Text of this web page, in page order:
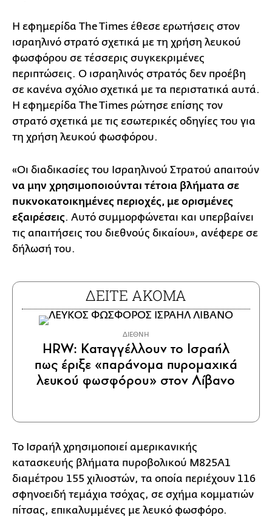
Η εφημερίδα The Times έθεσε ερωτήσεις στον
ισραηλινό στρατό σχετικά με τη χρήση λευκού
φωσφόρου σε τέσσερις συγκεκριμένες
περιπτώσεις. Ο ισραηλινός στρατός δεν προέβη
σε κανένα σχόλιο σχετικά με τα περιστατικά αυτά.
Η εφημερίδα The Times ρώτησε επίσης τον
στρατό σχετικά με τις εσωτερικές οδηγίες του για
τη χρήση λευκού φωσφόρου.
«Οι διαδικασίες του Ισραηλινού Στρατού απαιτούν
να μην χρησιμοποιούνται τέτοια βλήματα σε
πυκνοκατοικημένες περιοχές, με ορισμένες
εξαιρέσεις. Αυτό συμμορφώνεται και υπερβαίνει
τις απαιτήσεις του διεθνούς δικαίου», ανέφερε σε
δήλωσή του.
ΔΕΙΤΕ ΑΚΟΜΑ
ΔΙΕΘΝΗ
HRW: Καταγγέλλουν το Ισραήλ
πως έριξε «παράνομα πυρομαχικά
λευκού φωσφόρου» στον Λίβανο
Το Ισραήλ χρησιμοποιεί αμερικανικής
κατασκευής βλήματα πυροβολικού M825A1
διαμέτρου 155 χιλιοστών, τα οποία περιέχουν 116
σφηνοειδή τεμάχια τσόχας, σε σχήμα κομματιών
πίτσας, επικαλυμμένες με λευκό φωσφόρο.